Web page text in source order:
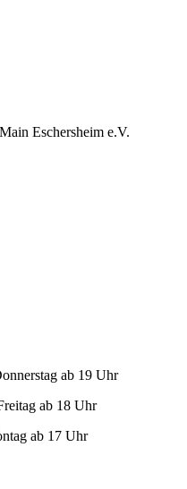
Eschersheim e.V.
ab 19 Uhr
ab 18 Uhr
ab 17 Uhr